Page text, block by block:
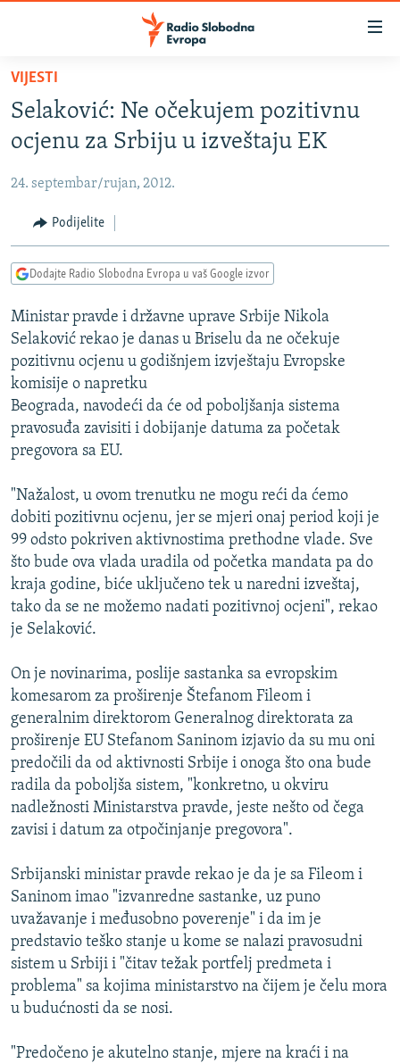
Pređite
glavni
sadržaj
Pređite
na
navigaciju
Pređite
na
VIJESTI
BOSNA I HERCEGOVINA
SRBIJA
KOSOVO
CRNA GORA
VIDEO
FOTOGALERIJE
INFOGRAFIKE
PODCASTI
RAT U UKRAJINI
KINA NA BALKANU
RSE PRIČE IZ SVIJETA
ISPRIČAJ MI
DNEVNO@RSE
VIŠE OD NASLOVA
GENOCID U SREBRENICI
POPLAVE I KLIZIŠTA U BIH 2024.
TV LIBERTY
MOJA EVROPA
TRI DECENIJE OD RATA U BIH
SVE KARTE DEJTONA
NASTANAK I RASPAD JUGOSLAVIJE
PRATITE NAS
Sve RFE/RL stranice
VIJESTI
Selaković: Ne očekujem pozitivnu
ocjenu za Srbiju u izveštaju EK
24. septembar/rujan, 2012.
Podijelite
Dodajte Radio Slobodna Evropa u vaš Google izvor
Ministar pravde i državne uprave Srbije Nikola
Selaković rekao je danas u Briselu da ne očekuje
pozitivnu ocjenu u godišnjem izvještaju Evropske
komisije o napretku
Beograda, navodeći da će od poboljšanja sistema
pravosuđa zavisiti i dobijanje datuma za početak
pregovora sa EU.
"Nažalost, u ovom trenutku ne mogu reći da ćemo
dobiti pozitivnu ocjenu, jer se mjeri onaj period koji je
99 odsto pokriven aktivnostima prethodne vlade. Sve
što bude ova vlada uradila od početka mandata pa do
kraja godine, biće uključeno tek u naredni izveštaj,
tako da se ne možemo nadati pozitivnoj ocjeni", rekao
je Selaković.
On je novinarima, poslije sastanka sa evropskim
komesarom za proširenje Štefanom Fileom i
generalnim direktorom Generalnog direktorata za
proširenje EU Stefanom Saninom izjavio da su mu oni
predočili da od aktivnosti Srbije i onoga što ona bude
radila da poboljša sistem, "konkretno, u okviru
nadležnosti Ministarstva pravde, jeste nešto od čega
zavisi i datum za otpočinjanje pregovora".
Srbijanski ministar pravde rekao je da je sa Fileom i
Saninom imao "izvanredne sastanke, uz puno
uvažavanje i međusobno poverenje" i da im je
predstavio teško stanje u kome se nalazi pravosudni
sistem u Srbiji i "čitav težak portfelj predmeta i
problema" sa kojima ministarstvo na čijem je čelu mora
u budućnosti da se nosi.
"Predočeno je akutelno stanje, mjere na kraći i na